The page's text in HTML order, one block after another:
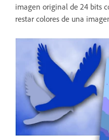
imagen original de 24 bits
restar colores de una